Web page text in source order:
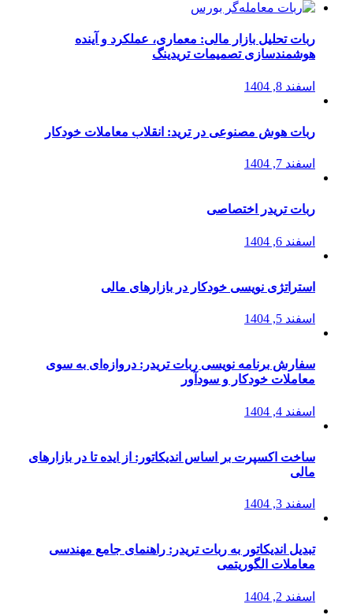
ربات تحلیل بازار مالی: معماری، عملکرد و آینده
هوشمندسازی تصمیمات تریدینگ
اسفند 8, 1404
ربات هوش مصنوعی در ترید: انقلاب معاملات خودکار
اسفند 7, 1404
ربات تریدر اختصاصی
اسفند 6, 1404
استراتژی‌ نویسی خودکار در بازارهای مالی
اسفند 5, 1404
سفارش برنامه نویسی ربات تریدر: دروازه‌ای به سوی
معاملات خودکار و سودآور
اسفند 4, 1404
ساخت اکسپرت بر اساس اندیکاتور: از ایده تا در بازارهای
مالی
اسفند 3, 1404
تبدیل اندیکاتور به ربات تریدر: راهنمای جامع مهندسی
معاملات الگوریتمی
اسفند 2, 1404